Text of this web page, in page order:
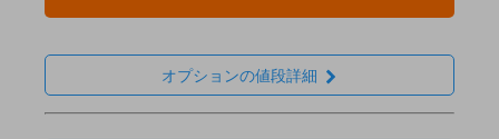
オプションの値段詳細